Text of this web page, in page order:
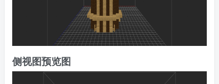
侧视图预览图